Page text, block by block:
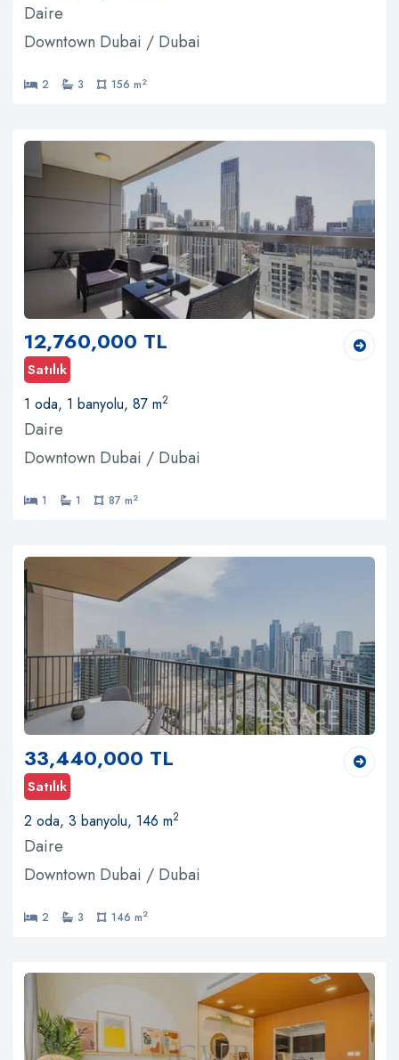
Daire
Downtown Dubai / Dubai
2 3 156 m2
12,760,000 TL
Satılık
1 oda, 1 banyolu, 87 m2
Daire
Downtown Dubai / Dubai
1 1 87 m2
33,440,000 TL
Satılık
2 oda, 3 banyolu, 146 m2
Daire
Downtown Dubai / Dubai
2 3 146 m2